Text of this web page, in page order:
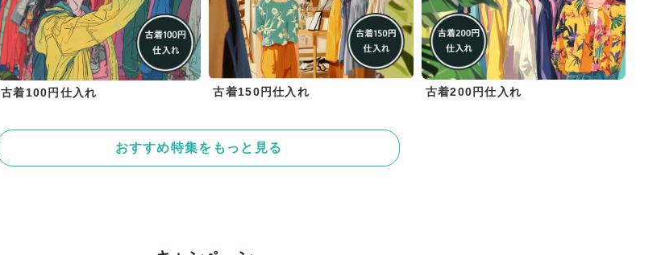
古着100円仕入れ 古着150円仕入れ 古着200円仕入れ
おすすめ特集をもっと見る